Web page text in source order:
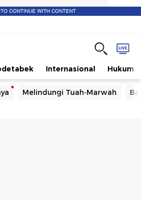
CONTINUE WITH CONTENT
Internasional Hukum
Melindungi Tuah-Marwah